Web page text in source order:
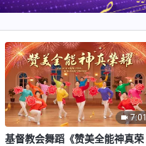
7:01
基督教会舞蹈《赞美全能神真荣